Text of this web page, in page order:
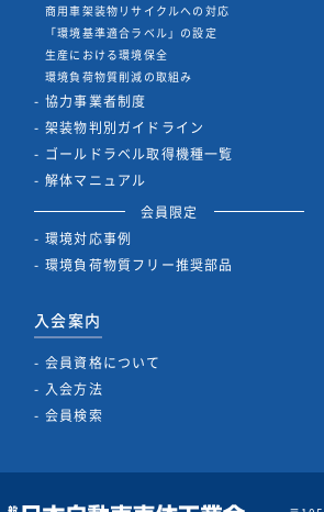
商用車架装物リサイクルへの対応
「環境基準適合ラベル」の設定
生産における環境保全
環境負荷物質削減の取組み
協力事業者制度
架装物判別ガイドライン
ゴールドラベル取得機種一覧
解体マニュアル
会員限定
環境対応事例
環境負荷物質フリー推奨部品
入会案内
会員資格について
入会方法
会員検索